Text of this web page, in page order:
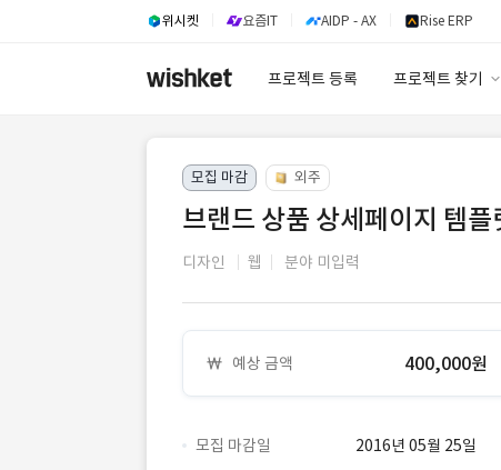
위시켓 요즘IT AIDP - AX Rise ERP
프로젝트 등록 프로젝트 찾기
모집 마감 외주
브랜드 상품 상세페이지 템
디자인 웹 분야 미입력
예상 금액 400,000원
모집 마감일 2016년 05월 25일